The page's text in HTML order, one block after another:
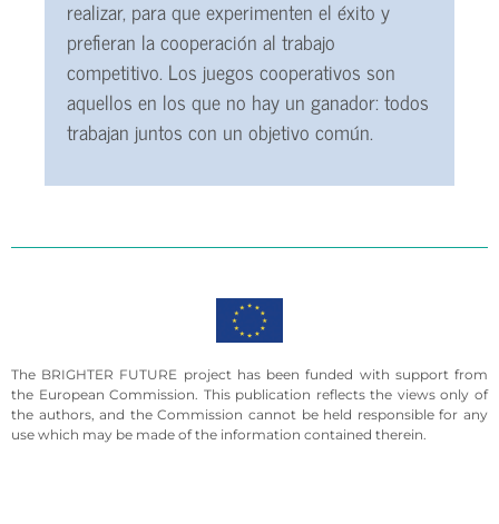
realizar, para que experimenten el éxito y
prefieran la cooperación al trabajo
competitivo. Los juegos cooperativos son
aquellos en los que no hay un ganador: todos
trabajan juntos con un objetivo común.
The BRIGHTER FUTURE project has been funded with support from
the European Commission. This publication reflects the views only of
the authors, and the Commission cannot be held responsible for any
use which may be made of the information contained therein.